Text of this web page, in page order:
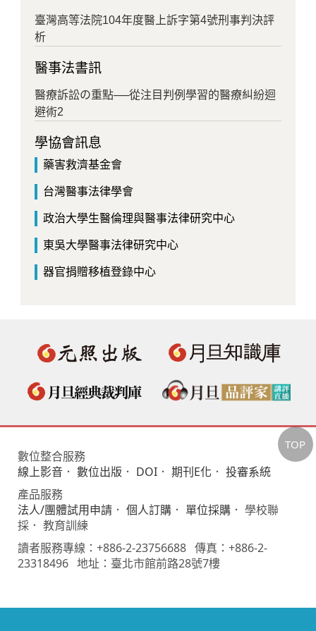
臺灣高等法院104年度醫上訴字第4號刑事判決評
析
醫事法書訊
醫療訴訟の重點──從注目判例學習的醫療糾紛迴
避術2
學協會訊息
藥害救濟基金會
台灣醫事法律學會
政治大學生醫倫理與醫事法律研究中心
東吳大學醫事法律研究中心
器官捐贈移植登錄中心
數位整合服務
線上影音 ． 數位出版 ． DOI ． 期刊E化 ． 投審系統
產品服務
法人/團體試用申請 ． 個人訂購 ． 單位採購 ． 學校聯
採． 教育訓練
讀者服務專線：+886-2-23756688 傳真：+886-2-
23318496 地址：臺北市館前路28號7樓
TOP